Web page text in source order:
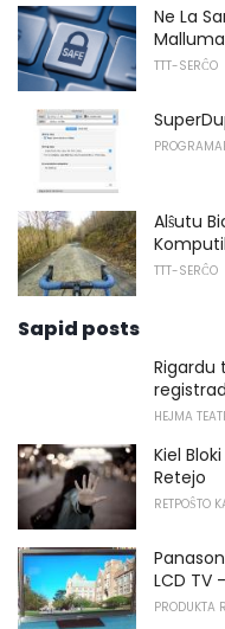
Ne La
TTT-SERĈO
Alŝutu
TTT-SERĈO
Sapid posts
Rigardu
HEJMA
Kiel
Retejo
RETPOŜTO
LCD TV
PRODUKTA